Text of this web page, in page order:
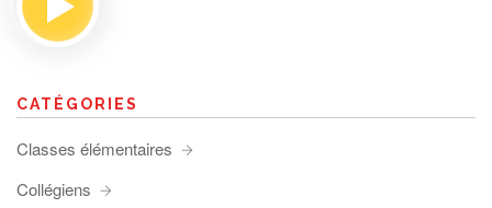
CATÉGORIES
Classes élémentaires
Collégiens